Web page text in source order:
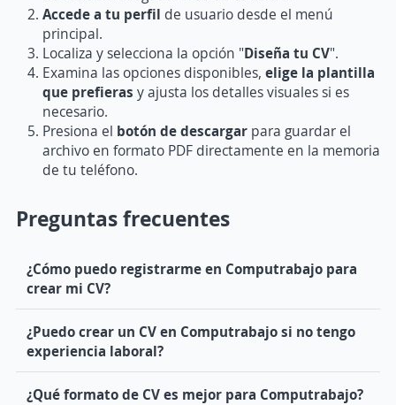
Accede a tu perfil de usuario desde el menú
principal.
Localiza y selecciona la opción "Diseña tu CV".
Examina las opciones disponibles, elige la plantilla
que prefieras y ajusta los detalles visuales si es
necesario.
Presiona el botón de descargar para guardar el
archivo en formato PDF directamente en la memoria
de tu teléfono.
Preguntas frecuentes
¿Cómo puedo registrarme en Computrabajo para
crear mi CV?
¿Puedo crear un CV en Computrabajo si no tengo
experiencia laboral?
¿Qué formato de CV es mejor para Computrabajo?